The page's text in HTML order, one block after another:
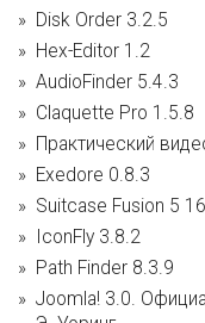
Disk Order 3.2.5
Hex-Editor 1.2
AudioFinder 5.4.3
Claquette Pro 1.5.8
Практический
Exedore 0.8.3
Suitcase Fusion 5
IconFly 3.8.2
Path Finder 8.3.9
Joomla! 3.0.